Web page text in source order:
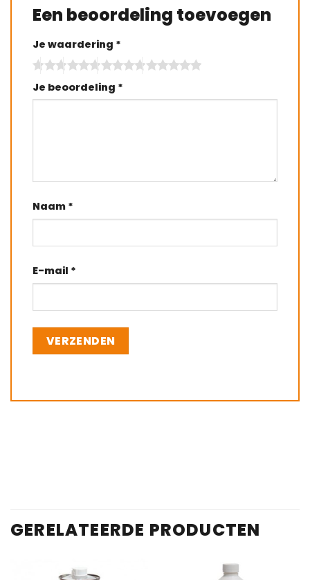
Een beoordeling toevoegen
Je waardering *
Je beoordeling *
Naam *
E-mail *
GERELATEERDE PRODUCTEN